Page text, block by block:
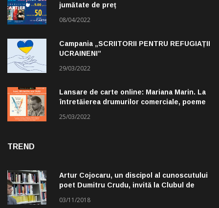
jumătate de preț
08/04/2022
Campania „SCRIITORII PENTRU REFUGIAȚII
UCRAINENI”
29/03/2022
Lansare de carte online: Mariana Marin. La
întretăierea drumurilor comerciale, poeme
25/03/2022
TREND
Artur Cojocaru, un discipol al cunoscutului
poet Dumitru Crudu, invită la Clubul de
03/11/2018